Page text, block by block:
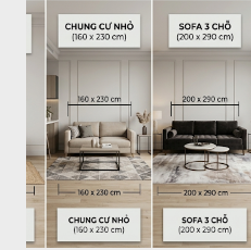
sàn ở TPHCM - Hà Nội Giới
của Thảm Đẹp. Thảm Đẹp Sài
Thổ Nhĩ Kỳ với kho hàng - cửa
Nội. Với hơn ngàn mẫu thảm
ngủ... Kích thước, tiêu chuẩn
được đặt hàng theo yêu cầu
tiếp về Việt Nam. Vì vậy bạn có
mẫu...